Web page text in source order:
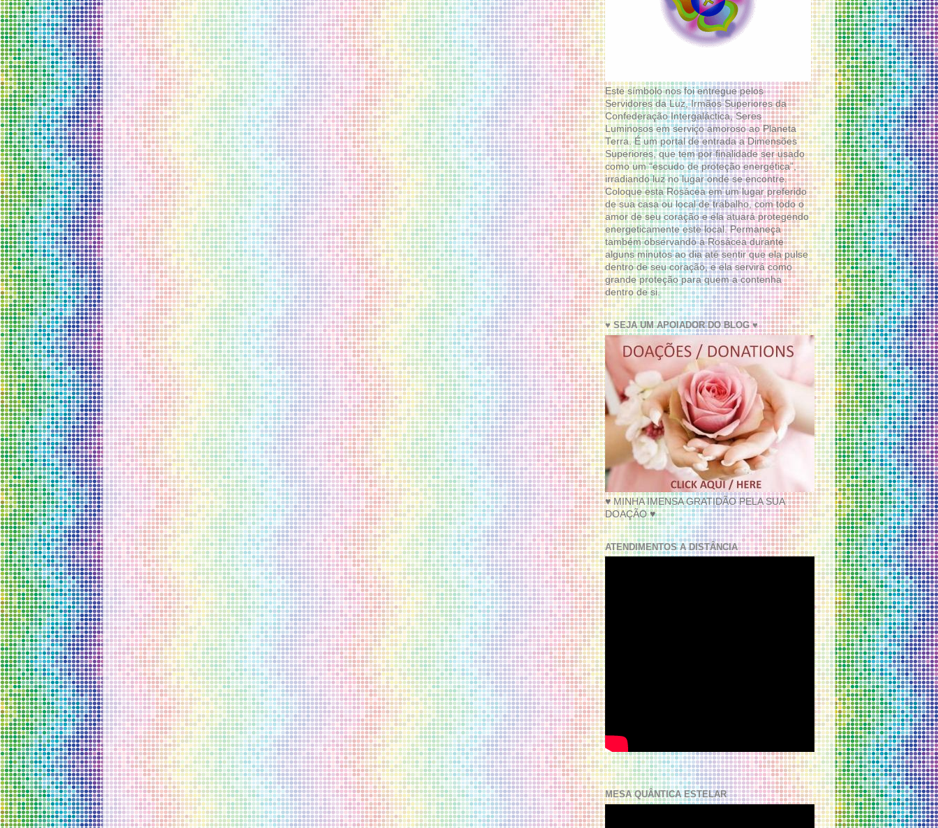
Este símbolo nos foi entregue pelos
Servidores da Luz, Irmãos Superiores da
Confederação Intergaláctica, Seres
Luminosos em serviço amoroso ao Planeta
Terra. É um portal de entrada a Dimensões
Superiores, que tem por finalidade ser usado
como um “escudo de proteção energética”,
irradiando luz no lugar onde se encontre.
Coloque esta Rosácea em um lugar preferido
de sua casa ou local de trabalho, com todo o
amor de seu coração e ela atuará protegendo
energeticamente este local. Permaneça
também observando a Rosácea durante
alguns minutos ao dia até sentir que ela pulse
dentro de seu coração, e ela servirá como
grande proteção para quem a contenha
dentro de si.
♥ SEJA UM APOIADOR DO BLOG ♥
♥ MINHA IMENSA GRATIDÃO PELA SUA
DOAÇÃO ♥
ATENDIMENTOS A DISTÂNCIA
MESA QUÂNTICA ESTELAR